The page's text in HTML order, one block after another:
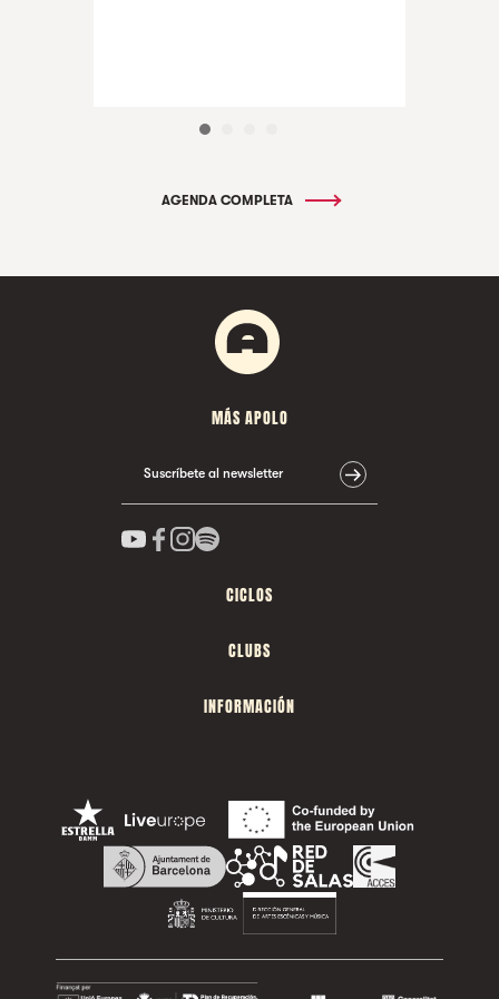
AGENDA COMPLETA
MÁS APOLO
Suscríbete al newsletter
CICLOS
CLUBS
INFORMACIÓN